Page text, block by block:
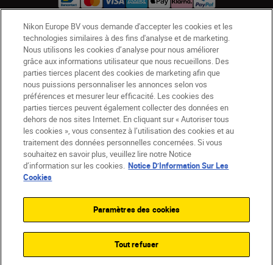
BE(fr) Nikon Sites
Contactez-nous
Avis de confidentialité
Conditions d’utilisation
CVG de la boutique Nikon Store
Notice d’information sur les cookies
Accessibilité
Paramètres des cookies
© 2026 Nikon
Nikon Europe BV vous demande d'accepter les cookies et les
technologies similaires à des fins d'analyse et de marketing.
Nous utilisons les cookies d’analyse pour nous améliorer
grâce aux informations utilisateur que nous recueillons. Des
parties tierces placent des cookies de marketing afin que
nous puissions personnaliser les annonces selon vos
préférences et mesurer leur efficacité. Les cookies des
parties tierces peuvent également collecter des données en
dehors de nos sites Internet. En cliquant sur « Autoriser tous
les cookies », vous consentez à l’utilisation des cookies et au
traitement des données personnelles concernées. Si vous
souhaitez en savoir plus, veuillez lire notre Notice
d’information sur les cookies. Notice D’Information Sur Les
Cookies
Paramètres des cookies
Tout refuser